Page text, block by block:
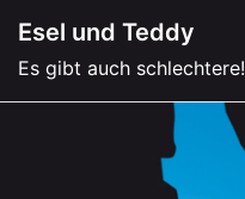
Inhalt
springen
Esel und Teddy
Es gibt auch schlechtere!